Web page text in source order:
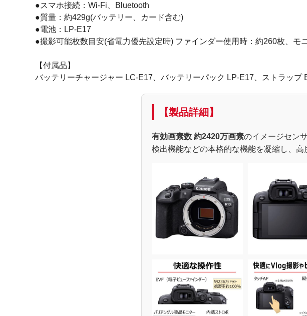
●スマホ接続：Wi-Fi、Bluetooth
●質量：約429g(バッテリー、カード含む)
●電池：LP-E17
●撮影可能枚数目安(省電力優先設定時) ファインダー使用時：約260枚、モ
【付属品】
バッテリーチャージャー LC-E17、バッテリーパック LP-E17、ストラップ
【製品詳細】
有効画素数 約2420万画素のイメージセン
検出機能などの本格的な機能を凝縮し、高